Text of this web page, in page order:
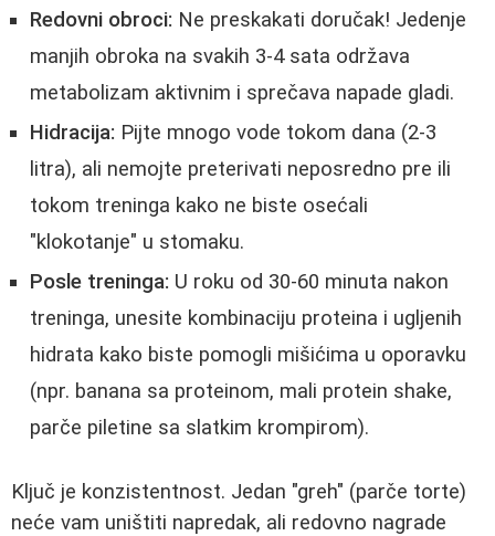
Redovni obroci: Ne preskakati doručak! Jedenje
manjih obroka na svakih 3-4 sata održava
metabolizam aktivnim i sprečava napade gladi.
Hidracija: Pijte mnogo vode tokom dana (2-3
litra), ali nemojte preterivati neposredno pre ili
tokom treninga kako ne biste osećali
"klokotanje" u stomaku.
Posle treninga: U roku od 30-60 minuta nakon
treninga, unesite kombinaciju proteina i ugljenih
hidrata kako biste pomogli mišićima u oporavku
(npr. banana sa proteinom, mali protein shake,
parče piletine sa slatkim krompirom).
Ključ je konzistentnost. Jedan "greh" (parče torte)
neće vam uništiti napredak, ali redovno nagrade